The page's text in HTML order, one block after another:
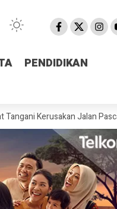
PENDIDIKAN
PENDIDIKAN
Jalan Pasca Banjir